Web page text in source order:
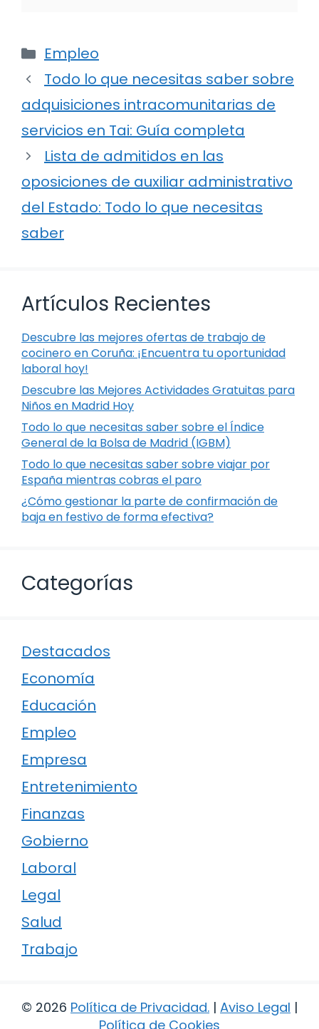
Categorías
Empleo
Todo lo que necesitas saber sobre
adquisiciones intracomunitarias de
servicios en Tai: Guía completa
Lista de admitidos en las
oposiciones de auxiliar administrativo
del Estado: Todo lo que necesitas
saber
Artículos Recientes
Descubre las mejores ofertas de trabajo de
cocinero en Coruña: ¡Encuentra tu oportunidad
laboral hoy!
Descubre las Mejores Actividades Gratuitas para
Niños en Madrid Hoy
Todo lo que necesitas saber sobre el Índice
General de la Bolsa de Madrid (IGBM)
Todo lo que necesitas saber sobre viajar por
España mientras cobras el paro
¿Cómo gestionar la parte de confirmación de
baja en festivo de forma efectiva?
Categorías
Destacados
Economía
Educación
Empleo
Empresa
Entretenimiento
Finanzas
Gobierno
Laboral
Legal
Salud
Trabajo
© 2026 Política de Privacidad. | Aviso Legal |
Política de Cookies